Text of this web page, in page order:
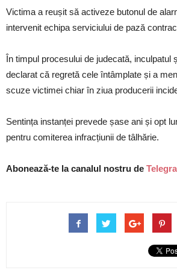
Victima a reușit să activeze butonul de
intervenit echipa serviciului de pază
În timpul procesului de judecată, inculpatul
declarat că regretă cele întâmplate și a
scuze victimei chiar în ziua producerii
Sentința instanței prevede șase ani și opt
pentru comiterea infracțiunii de tâlhărie.
Abonează-te la canalul nostru de